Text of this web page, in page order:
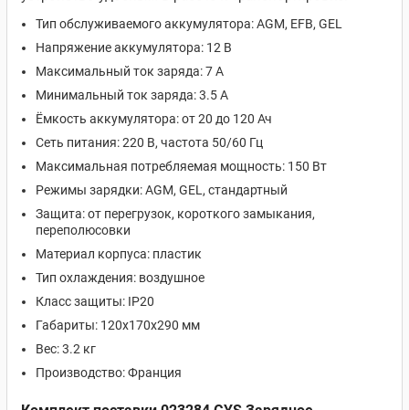
Тип обслуживаемого аккумулятора: AGM, EFB, GEL
Напряжение аккумулятора: 12 В
Максимальный ток заряда: 7 А
Минимальный ток заряда: 3.5 А
Ёмкость аккумулятора: от 20 до 120 Ач
Сеть питания: 220 В, частота 50/60 Гц
Максимальная потребляемая мощность: 150 Вт
Режимы зарядки: AGM, GEL, стандартный
Защита: от перегрузок, короткого замыкания,
переполюсовки
Материал корпуса: пластик
Тип охлаждения: воздушное
Класс защиты: IP20
Габариты: 120х170х290 мм
Вес: 3.2 кг
Производство: Франция